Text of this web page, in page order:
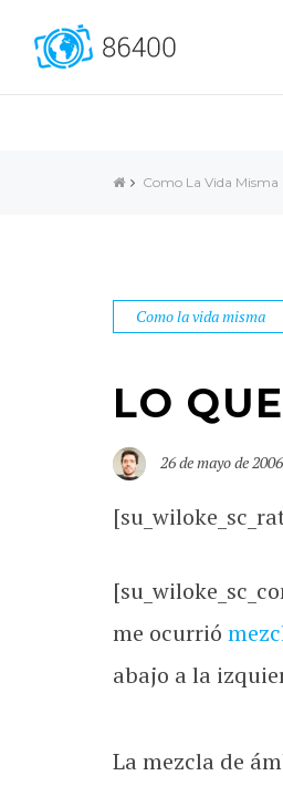
Como La Vida Misma
Como la vida misma
LO
26 de mayo de 2006
me ocurrió
abajo a la
La mezcla de